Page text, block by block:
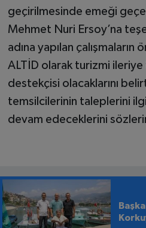
geçirilmesinde emeği
Mehmet Nuri Ersoy’na
adına yapılan çalışmaların
ALTİD olarak turizmi ileriye
destekçisi olacaklarını
temsilcilerinin taleplerini
devam edeceklerini